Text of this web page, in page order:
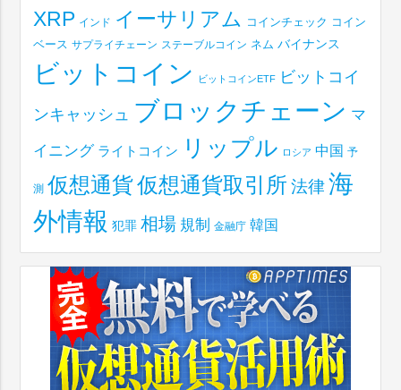
XRP インド イーサリアム コインチェック コイン
ベース サプライチェーン ステーブルコイン ネム バイナンス
ビットコイン ビットコインETF ビットコイ
ンキャッシュ ブロックチェーン マ
イニング ライトコイン リップル ロシア 中国 予
測 仮想通貨仮想通貨取引所 法律 海
外情報 犯罪 相場 規制 金融庁 韓国